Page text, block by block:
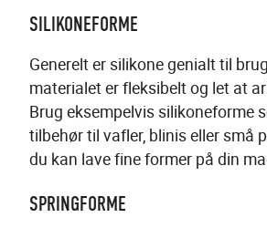
SILIKONEFORME
Generelt er silikone genialt til
materialet er fleksibelt og let at
Brug eksempelvis silikoneforme
tilbehør til vafler, blinis eller små
du kan lave fine former på din
SPRINGFORME